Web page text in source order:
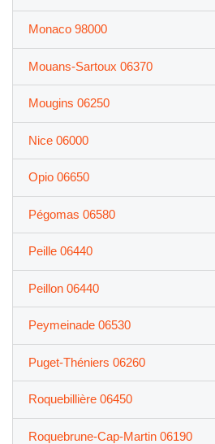
Monaco 98000
Mouans-Sartoux 06370
Mougins 06250
Nice 06000
Opio 06650
Pégomas 06580
Peille 06440
Peillon 06440
Peymeinade 06530
Puget-Théniers 06260
Roquebillière 06450
Roquebrune-Cap-Martin 06190